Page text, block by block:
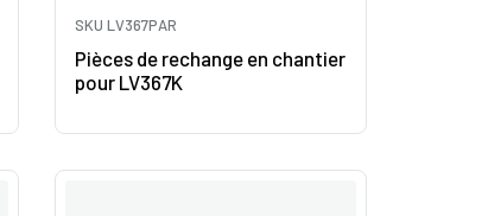
SKU LV367PAR
Pièces de rechange en chantier
pour LV367K